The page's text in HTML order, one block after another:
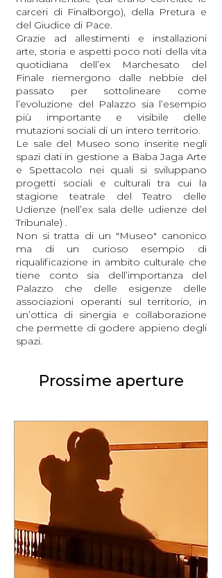
carceri di Finalborgo), della Pretura e
del Giudice di Pace.
Grazie ad allestimenti e installazioni
arte, storia e aspetti poco noti della vita
quotidiana dell’ex Marchesato del
Finale riemergono dalle nebbie del
passato per sottolineare come
l’evoluzione del Palazzo sia l’esempio
più importante e visibile delle
mutazioni sociali di un intero territorio.
Le sale del Museo sono inserite negli
spazi dati in gestione a Baba Jaga Arte
e Spettacolo nei quali si sviluppano
progetti sociali e culturali tra cui la
stagione teatrale del Teatro delle
Udienze (nell’ex sala delle udienze del
Tribunale) .
Non si tratta di un "Museo" canonico
ma di un curioso esempio di
riqualificazione in ambito culturale che
tiene conto sia dell’importanza del
Palazzo che delle esigenze delle
associazioni operanti sul territorio, in
un’ottica di sinergia e collaborazione
che permette di godere appieno degli
spazi.
Prossime aperture